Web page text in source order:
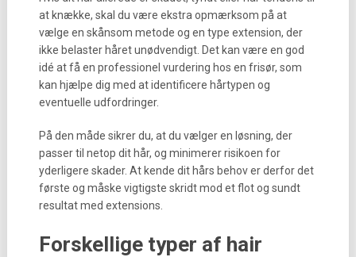
at knække, skal du være ekstra opmærksom på at
vælge en skånsom metode og en type extension, der
ikke belaster håret unødvendigt. Det kan være en god
idé at få en professionel vurdering hos en frisør, som
kan hjælpe dig med at identificere hårtypen og
eventuelle udfordringer.
På den måde sikrer du, at du vælger en løsning, der
passer til netop dit hår, og minimerer risikoen for
yderligere skader. At kende dit hårs behov er derfor det
første og måske vigtigste skridt mod et flot og sundt
resultat med extensions.
Forskellige typer af hair